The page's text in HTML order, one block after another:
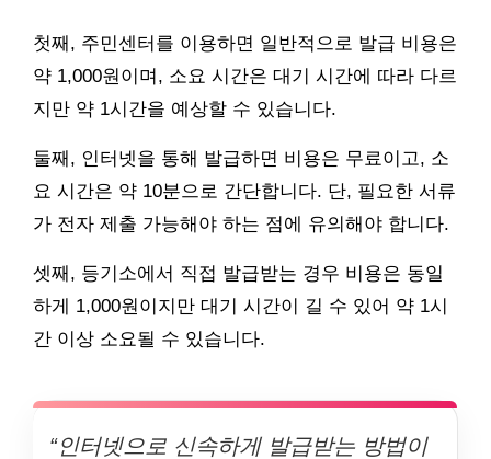
첫째, 주민센터를 이용하면 일반적으로 발급 비용은
약 1,000원이며, 소요 시간은 대기 시간에 따라 다르
지만 약 1시간을 예상할 수 있습니다.
둘째, 인터넷을 통해 발급하면 비용은 무료이고, 소
요 시간은 약 10분으로 간단합니다. 단, 필요한 서류
가 전자 제출 가능해야 하는 점에 유의해야 합니다.
셋째, 등기소에서 직접 발급받는 경우 비용은 동일
하게 1,000원이지만 대기 시간이 길 수 있어 약 1시
간 이상 소요될 수 있습니다.
“인터넷으로 신속하게 발급받는 방법이